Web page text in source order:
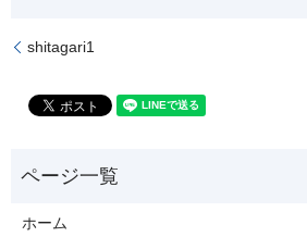
shitagari1
ホーム